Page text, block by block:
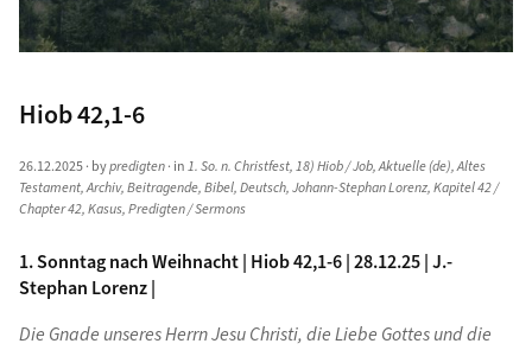
Hiob 42,1-6
26.12.2025· bypredigten· in1. So. n. Christfest,18) Hiob / Job,Aktuelle (de),Altes
Testament,Archiv,Beitragende,Bibel,Deutsch,Johann-Stephan Lorenz,Kapitel 42 /
Chapter 42,Kasus,Predigten / Sermons
1. Sonntag nach Weihnacht | Hiob 42,1-6 | 28.12.25 | J.-
Stephan Lorenz |
Die Gnade unseres Herrn Jesu Christi, die Liebe Gottes und die